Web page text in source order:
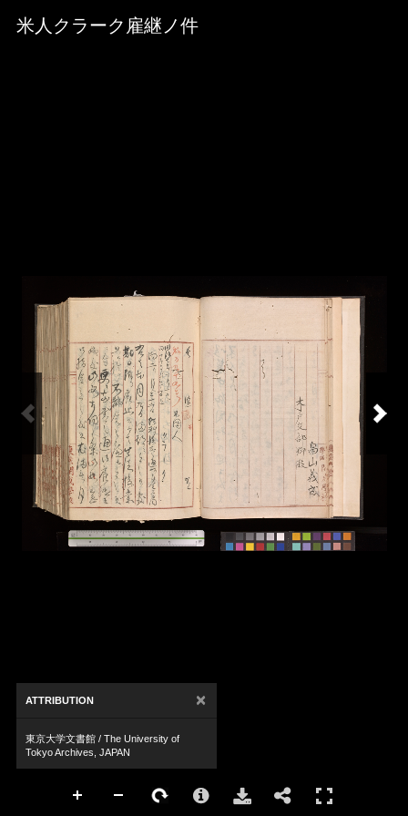
Media Viewer
米人クラーク雇継ノ件
ATTRIBUTION ×
東京大学文書館 / The University of
Tokyo Archives, JAPAN